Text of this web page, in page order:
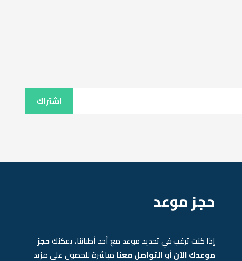
اشتراك
حجز موعد
إذا كنت ترغب في تحديد موعد مع أحد أطبائنا، يمكنكحجز
موعدك الآن أوالتواصل معنا مباشرة للحصول على مزيد